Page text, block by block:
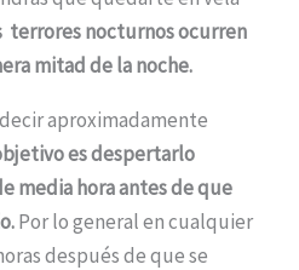
terrores nocturnos ocurren
mitad de la noche.
aproximadamente
es despertarlo
media hora antes de que
Por lo general en cualquier
después de que se